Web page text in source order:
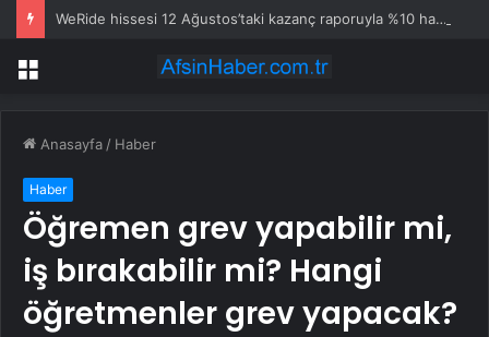
WeRide hissesi 12 Ağustos’taki kazanç raporuyla %10 hareket edebilir
Menü
Anasayfa / Haber
Haber
Öğremen grev yapabilir mi,
iş bırakabilir mi? Hangi
öğretmenler grev yapacak?